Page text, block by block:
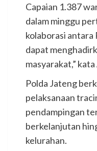
Capaian 1.387
dalam minggu
kolaborasi antara
dapat
masyarakat,”
Polda Jateng
pelaksanaan
pendampingan
berkelanjutan
kelurahan.